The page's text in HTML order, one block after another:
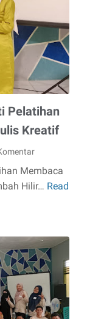
Pelatihan
Kreatif
Membaca
Hilir… Read